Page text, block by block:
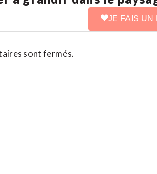
JE FAIS UN
sont fermés.